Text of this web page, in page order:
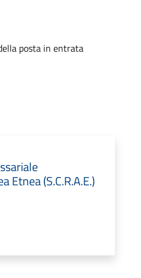
posta in entrata
Etnea (S.C.R.A.E.)